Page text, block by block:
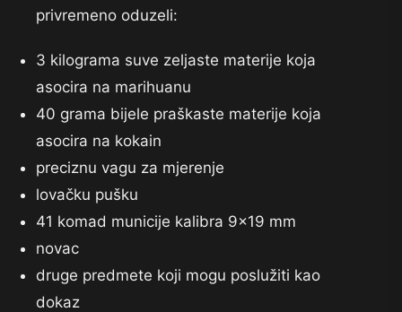
privremeno oduzeli:
3 kilograma suve zeljaste materije koja
asocira na marihuanu
40 grama bijele praškaste materije koja
asocira na kokain
preciznu vagu za mjerenje
lovačku pušku
41 komad municije kalibra 9×19 mm
novac
druge predmete koji mogu poslužiti kao
dokaz